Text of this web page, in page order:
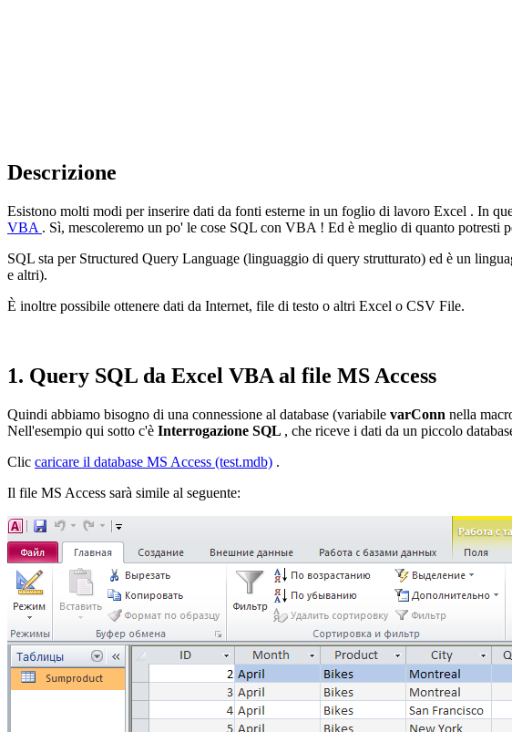
Descrizione
Esistono molti modi per inserire dati da fonti esterne in un foglio di lavoro Excel . In
VBA . Sì, mescoleremo un po' le cose SQL con VBA ! Ed è meglio di quanto potresti
SQL sta per Structured Query Language (linguaggio di query strutturato) ed è un
e altri).
È inoltre possibile ottenere dati da Internet, file di testo o altri Excel o CSV File.
1. Query SQL da Excel VBA al file MS Access
Quindi abbiamo bisogno di una connessione al database (variabile varConn nella
Nell'esempio qui sotto c'è Interrogazione SQL , che riceve i dati da un piccolo
Clic caricare il database MS Access (test.mdb) .
Il file MS Access sarà simile al seguente: